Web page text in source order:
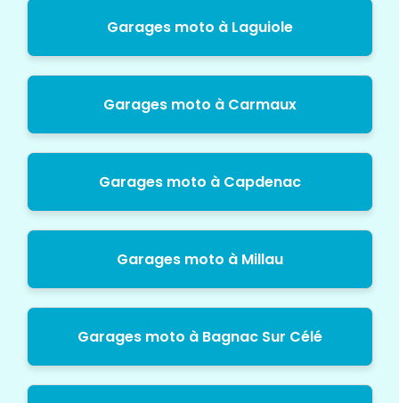
Garages moto à Laguiole
Garages moto à Carmaux
Garages moto à Capdenac
Garages moto à Millau
Garages moto à Bagnac Sur Célé